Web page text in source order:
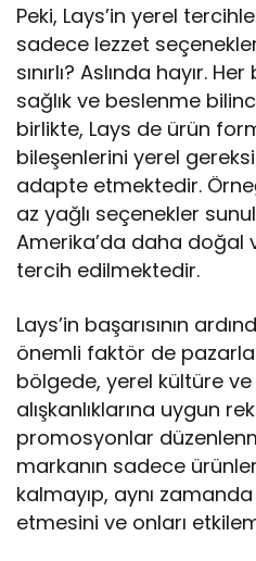
Peki, Lays’in yerel
sadece lezzet
sınırlı? Aslında hayır.
sağlık ve beslenme
birlikte, Lays de ürün
bileşenlerini yerel
adapte etmektedir.
az yağlı seçenekler
Amerika’da daha doğal
tercih edilmektedir.
Lays’in başarısının
önemli faktör de
bölgede, yerel kültüre
alışkanlıklarına uygun
promosyonlar
markanın sadece
kalmayıp, aynı
etmesini ve onları